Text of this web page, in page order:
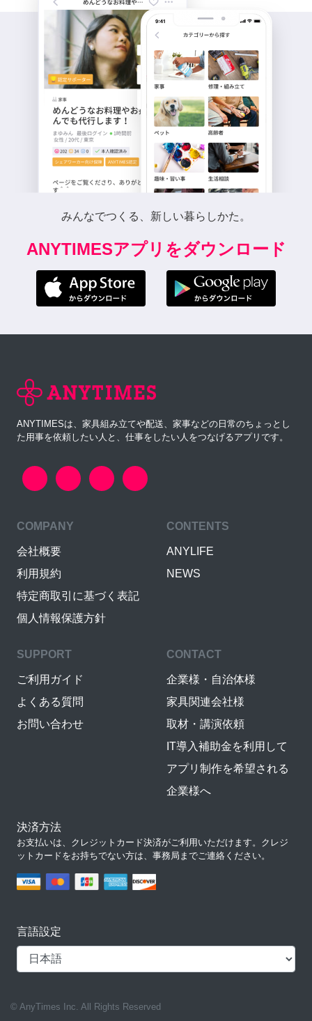
みんなでつくる、新しい暮らしかた。
ANYTIMESアプリをダウンロード
ANYTIMESは、家具組み立てや配送、家事などの日常のちょっとし
た用事を依頼したい人と、仕事をしたい人をつなげるアプリです。
COMPANY
会社概要
利用規約
特定商取引に基づく表記
個人情報保護方針
CONTENTS
ANYLIFE
NEWS
SUPPORT
ご利用ガイド
よくある質問
お問い合わせ
CONTACT
企業様・自治体様
家具関連会社様
取材・講演依頼
IT導入補助金を利用して
アプリ制作を希望される
企業様へ
決済方法
お支払いは、クレジットカード決済がご利用いただけます。クレジ
ットカードをお持ちでない方は、事務局までご連絡ください。
言語設定
© AnyTimes Inc. All Rights Reserved